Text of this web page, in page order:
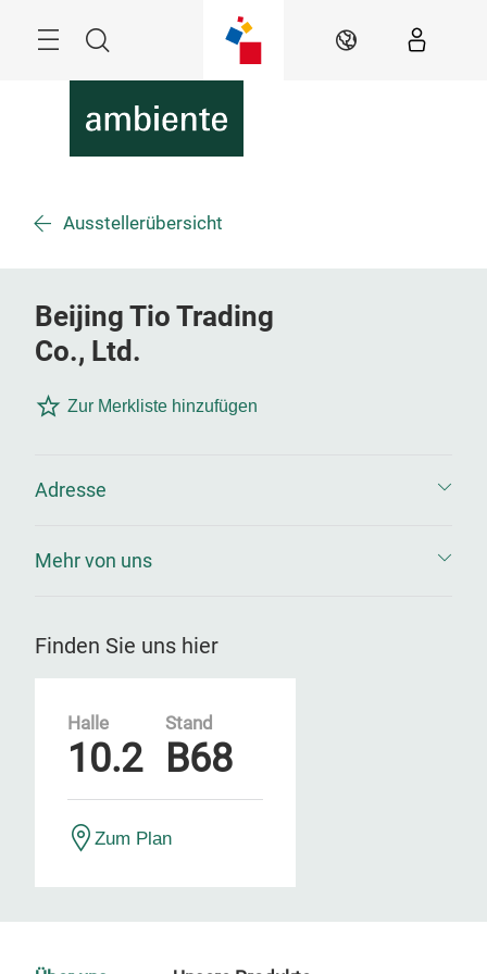
Suche DE
Ausstellerübersicht
Beijing Tio Trading
Co., Ltd.
Zur Merkliste hinzufügen
Adresse
Mehr von uns
Finden Sie uns hier
Halle
10.2
Stand
B68
Zum Plan